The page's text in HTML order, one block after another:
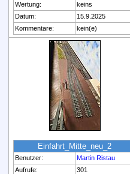
Wertung:
keins
Datum:
15.9.2025
Kommentare:
kein(e)
Einfahrt_Mitte_neu_2
Benutzer:
Martin Ristau
Aufrufe:
301